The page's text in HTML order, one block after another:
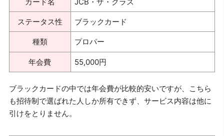
ステータス性 ブラックカード
種類 プロパー
年会費 55,000円
ブラックカードの中では年会費が比較的安いですが、こちら
も招待制で選ばれた人しか所有できず、サービス内容は他に
引けをとりません。